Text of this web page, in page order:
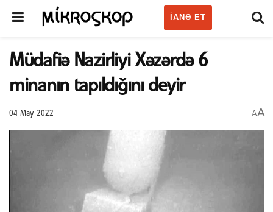
IANƏ ET
Müdafiə Nazirliyi Xəzərdə 6
minanın tapıldığını deyir
04 May 2022 AA